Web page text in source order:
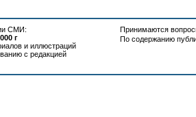
СМИ:
г
и иллюстраций
с редакцией
Принимаются
По содержанию